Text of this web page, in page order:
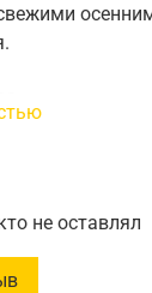
часов
не оставлял